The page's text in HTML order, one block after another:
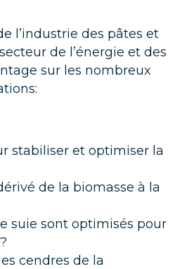
l’industrie des pâtes et
de l’énergie et des
sur les nombreux
stabiliser et optimiser la
de la biomasse à la
suie sont optimisés pour
cendres de la